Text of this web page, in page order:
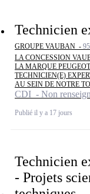
Technicien
GROUPE VAUBAN -
LA CONCESSION
LA MARQUE
TECHNICIEN(E)
AU SEIN DE NOTRE
CDI - Non
Publié il y a 17 jours
Technicien
- Projets